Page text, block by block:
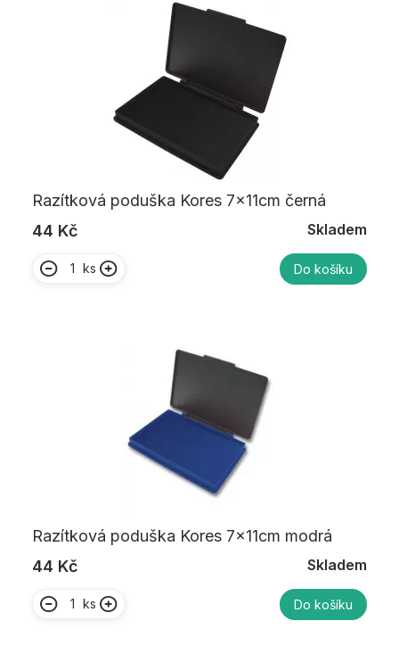
Razítková poduška Kores 7x11cm černá
44 Kč
Skladem
ks Do košíku
Razítková poduška Kores 7x11cm modrá
44 Kč
Skladem
ks Do košíku